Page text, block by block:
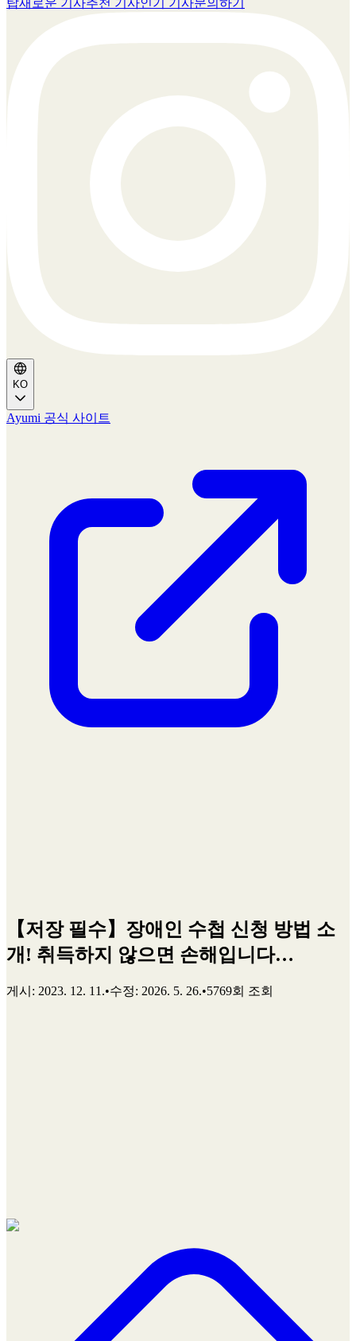
탑새로운 기사추천 기사인기 기사문의하기
KO
Ayumi 공식 사이트
【저장 필수】장애인 수첩 신청 방법 소
개! 취득하지 않으면 손해입니다…
게시 : 2023. 12. 11.•수정: 2026. 5. 26.•5769회 조회